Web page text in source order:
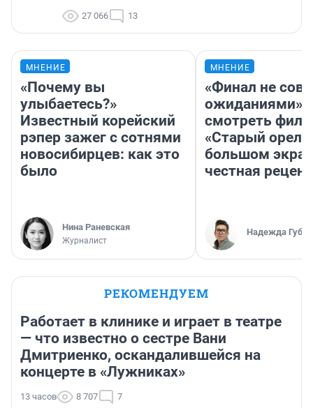
27 066 13
МНЕНИЕ
«Почему вы
улыбаетесь?»
Известный корейский
рэпер зажег с сотнями
новосибирцев: как это
было
Нина Раневская
Журналист
МНЕНИЕ
«Финал не
ожиданиями»:
смотреть
«Старый орел»
большом
честная
Надежда
РЕКОМЕНДУЕМ
Работает в клинике и играет в театре
— что известно о сестре Вани
Дмитриенко, оскандалившейся на
концерте в «Лужниках»
13 часов 8 707 7